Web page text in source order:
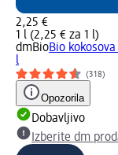
2,25 €
1 l (2,25 € za 1 l)
dmBioBio kokosova
l
(318)
Opozorila
Dobavljivo
Izberite dm